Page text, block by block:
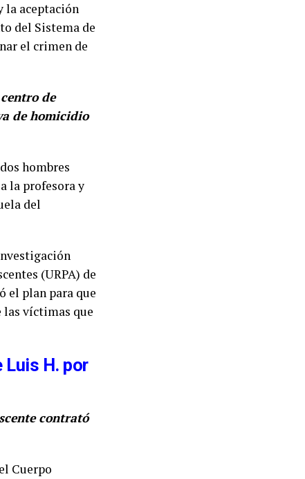
la aceptación
del Sistema de
el crimen de
de
de homicidio
hombres
la profesora y
del
(URPA) de
el plan para que
las víctimas que
Luis H. por
contrató
Cuerpo